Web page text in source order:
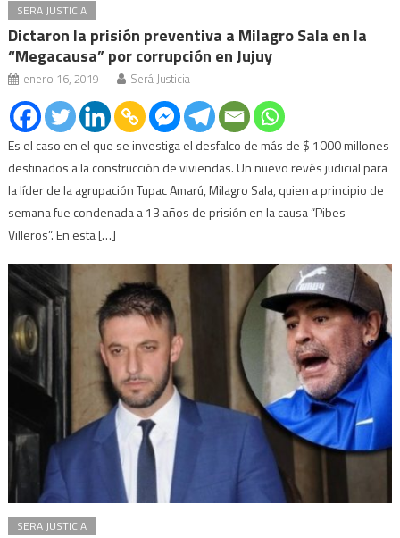
SERA JUSTICIA
Dictaron la prisión preventiva a Milagro Sala en la
“Megacausa” por corrupción en Jujuy
enero 16, 2019 Será Justicia
Es el caso en el que se investiga el desfalco de más de $ 1000 millones
destinados a la construcción de viviendas. Un nuevo revés judicial para
la líder de la agrupación Tupac Amarú, Milagro Sala, quien a principio de
semana fue condenada a 13 años de prisión en la causa “Pibes
Villeros”. En esta […]
SERA JUSTICIA